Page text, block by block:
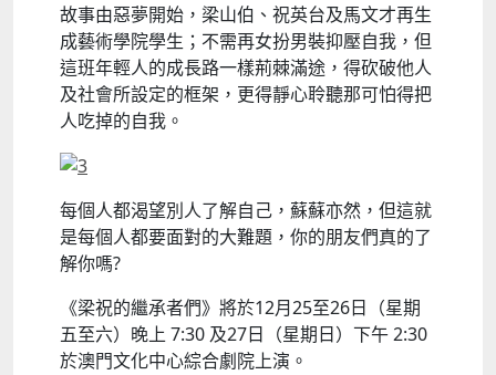
故事由惡夢開始，梁山伯、祝英台及馬文才再生
成藝術學院學生；不需再女扮男裝抑壓自我，但
這班年輕人的成長路一樣荊棘滿途，得砍破他人
及社會所設定的框架，更得靜心聆聽那可怕得把
人吃掉的自我。
每個人都渴望別人了解自己，蘇蘇亦然，但這就
是每個人都要面對的大難題，你的朋友們真的了
解你嗎?
《梁祝的繼承者們》將於12月25至26日（星期
五至六）晚上 7:30 及27日（星期日）下午 2:30
於澳門文化中心綜合劇院上演。